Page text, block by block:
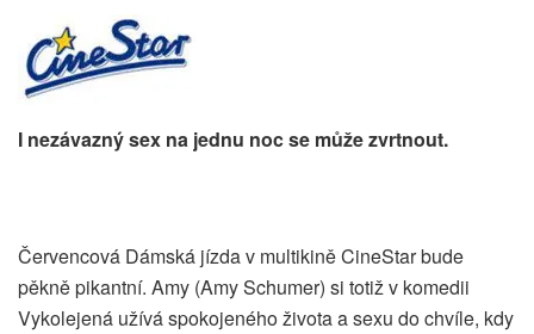
I nezávazný sex na jednu noc se může zvrtnout.
Červencová Dámská jízda v multikině CineStar bude
pěkně pikantní. Amy (Amy Schumer) si totiž v komedii
Vykolejená užívá spokojeného života a sexu do chvíle, kdy